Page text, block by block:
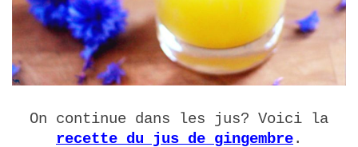
On continue dans les jus? Voici la
recette du jus de gingembre.